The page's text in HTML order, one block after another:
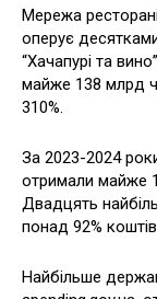
Мережа
оперує
“Хачапурі та
майже 138 млрд
310%.
За 2023-2024 роки
отримали майже
Двадцять
понад 92%
Найбільше